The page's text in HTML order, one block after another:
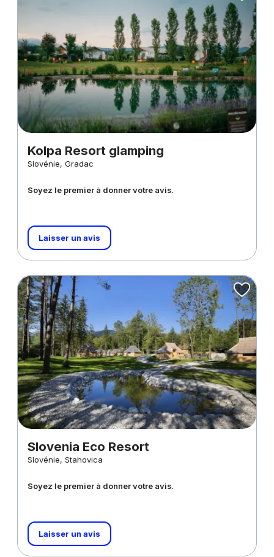
Kolpa Resort glamping
Slovénie, Gradac
Soyez le premier à donner votre avis.
Laisser un avis
Slovenia Eco Resort
Slovénie, Stahovica
Soyez le premier à donner votre avis.
Laisser un avis